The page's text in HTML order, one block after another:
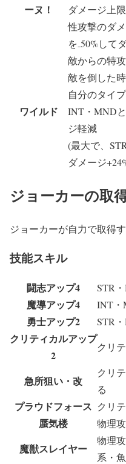
ーヌ！
ダメージ上
性攻撃のダ
を₋50%して
ワイルド
敵からの特
敵を倒した
自分のタイ
INT・MND
ジ軽減
(最大で、
ダメージ
ジョーカーの取
ジョーカーが自力で取得
技能スキル
闘志アップ4 STR
魔導アップ4 INT・
勇士アップ2 STR
クリティカルアップ
2
クリ
急所狙い・改
クリ
る
プラウドフォース クリ
蜃気楼 物理
魔獣スレイヤー
物理
系・